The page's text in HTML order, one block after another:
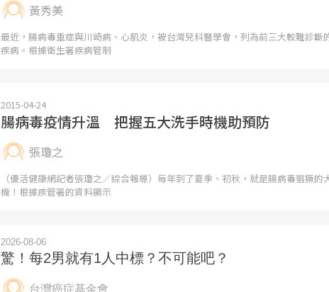
黃秀美
最近，腸病毒重症與川崎病、心肌炎，被台灣兒科醫學會，列為前三大較難診斷
疾病。根據衛生署疾病管制
2015-04-24
腸病毒疫情升溫 把握五大洗手時機助預防
張瓊之
（優活健康網記者張瓊之／綜合報導）每年到了夏季、初秋，就是腸病毒猖獗的
機！根據疾管署的資料顯示